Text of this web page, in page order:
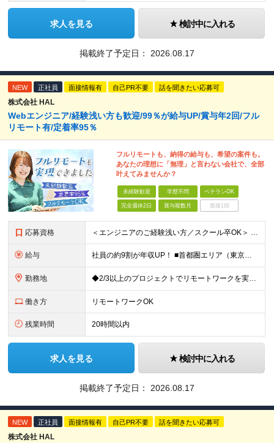
求人を見る 検討中に入れる
掲載終了予定日： 2026.08.17
NEW 正社員 面接情報有 自己PR不要 話を聞きたい応募可
株式会社 HAL
Webエンジニア/経験浅い方も歓迎/99％が給与UP/賞与年2回/フル
リモート有/定着率95％
フルリモートも、納得の給与も、希望の案件も。
あなたの理想に「無理」と言わない会社で、全部
叶えてみませんか？
未経験歓迎 学歴不問 ベテランOK
完全週休2日 賞与複数月 面接1回
応募資格 ＜エンジニアのご経験浅い方／スクール卒OK＞ ◆学歴不問 ◆未経験OK ＜こんな方は大歓迎！＞ ◎今の収入に不満がある方 ◎新しい言語・スキルに挑戦したい方 ◎腰を据えて活躍したい方 ◎頑張りを評価
給与 社員の約9割が年収UP！ ■首都圏エリア（東京、神奈川、千葉、埼玉勤務） 月給25万円～26万円（固定残業代含む） ※固定残業代は、時間外労働の有無に関わらず17時間分を30,000円～31,200
勤務地 ◆2/3以上のプロジェクトでリモートワークを実施中！ ≪自社拠点≫ ・東京本社／東京都千代田区丸の内二丁目6番1号 丸の内パークビルディング6階 ・関西支社／⼤阪府⼤阪市中央区安⼟町2-3-13 ⼤
働き方 リモートワークOK
残業時間 20時間以内
求人を見る 検討中に入れる
掲載終了予定日： 2026.08.17
NEW 正社員 面接情報有 自己PR不要 話を聞きたい応募可
株式会社 HAL